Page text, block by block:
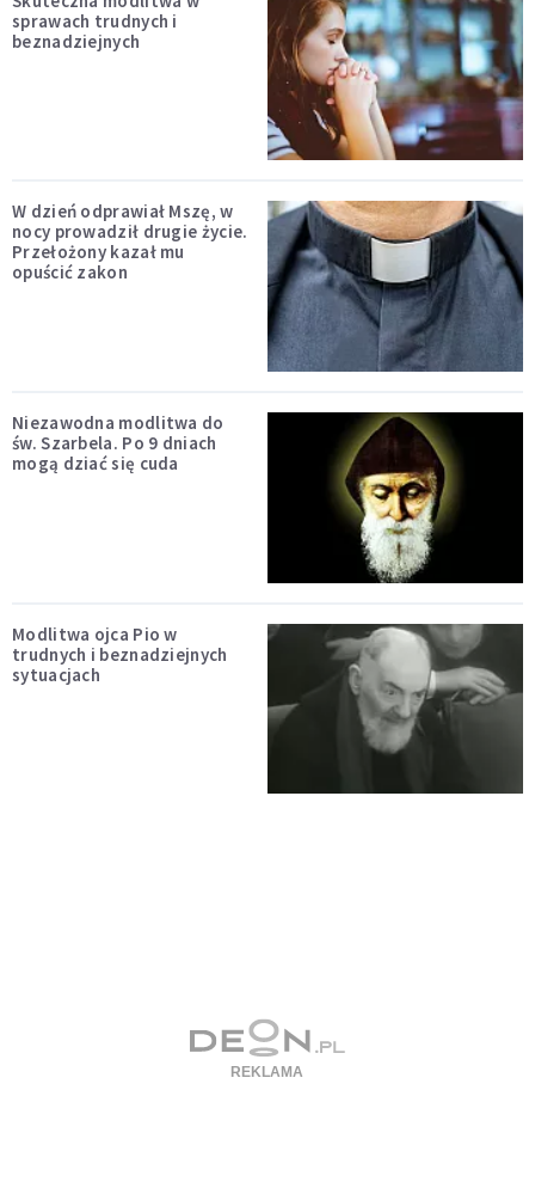
sprawach trudnych i
beznadziejnych
W dzień odprawiał Mszę, w
nocy prowadził drugie życie.
Przełożony kazał mu
opuścić zakon
Niezawodna modlitwa do
św. Szarbela. Po 9 dniach
mogą dziać się cuda
Modlitwa ojca Pio w
trudnych i beznadziejnych
sytuacjach